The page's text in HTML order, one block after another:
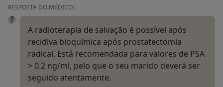
RESPOSTA DO MÉDICO:
A radioterapia de salvação é possível após
recidiva bioquímica após prostatectomia
radical. Está recomendada para valores de PSA
> 0.2 ng/ml, pelo que o seu marido deverá ser
seguido atentamente.